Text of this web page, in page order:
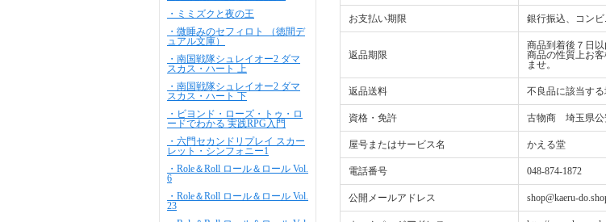
・ミミズクと夜の王
・微睡みのセフィロト （徳間デ
ュアル文庫）
・南国戦隊シュレイオー2 ダマ
スカス・ハート 上
・南国戦隊シュレイオー2 ダマ
スカス・ハート 下
・ビヨンド・ローズ・トゥ・ロ
ードでわかる 実践RPG入門
・六門セカンドリプレイ スカー
レット・シンフォニー1
・Role＆Roll ロール＆ロール Vol.
6
・Role＆Roll ロール＆ロール Vol.
23
お支払い期限 銀行振込、コン
返品期限
商品到着後７日以
商品の性質上お
ませ。
返品送料 不良品に該当する
資格・免許 古物商 埼玉県公
屋号またはサービス名 かえる堂
電話番号 048-874-1872
公開メールアドレス shop@kaeru-